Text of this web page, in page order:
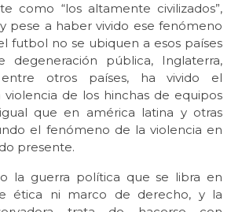
como “los altamente civilizados”,
y pese a haber vivido ese fenómeno
futbol no se ubiquen a esos países
degeneración pública, Inglaterra,
entre otros países, ha vivido el
de los hinchas de equipos
que en américa latina y otras
el fenómeno de la violencia en
presente.
la guerra política que se libra en
ética ni marco de derecho, y la